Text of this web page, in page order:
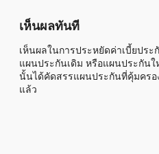
เห็นผลทันที
เห็นผลในการประหยัดค่าเบี้ยปร
แผนประกันเดิม หรือแผนประกันใ
นั้นได้คัดสรรแผนประกันที่คุ้มคร
แล้ว